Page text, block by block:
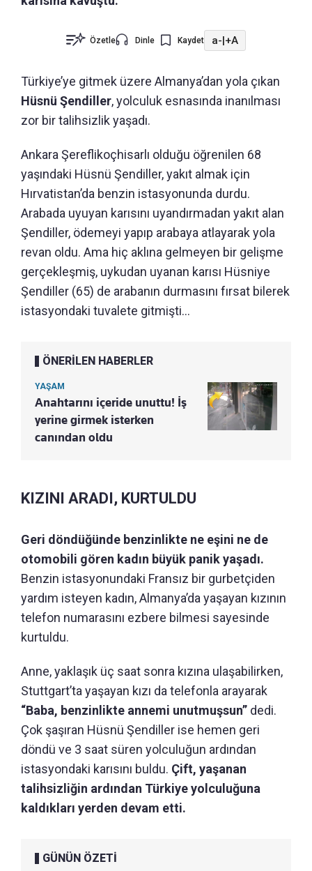
Özetle Dinle Kaydet a-|+A
Türkiye’ye gitmek üzere Almanya’dan yola çıkan
Hüsnü Şendiller, yolculuk esnasında inanılması
zor bir talihsizlik yaşadı.
Ankara Şereflikoçhisarlı olduğu öğrenilen 68
yaşındaki Hüsnü Şendiller, yakıt almak için
Hırvatistan’da benzin istasyonunda durdu.
Arabada uyuyan karısını uyandırmadan yakıt alan
Şendiller, ödemeyi yapıp arabaya atlayarak yola
revan oldu. Ama hiç aklına gelmeyen bir gelişme
gerçekleşmiş, uykudan uyanan karısı Hüsniye
Şendiller (65) de arabanın durmasını fırsat bilerek
istasyondaki tuvalete gitmişti...
ÖNERİLEN HABERLER
YAŞAM
Anahtarını içeride unuttu! İş
yerine girmek isterken
canından oldu
KIZINI ARADI, KURTULDU
Geri döndüğünde benzinlikte ne eşini ne de
otomobili gören kadın büyük panik yaşadı.
Benzin istasyonundaki Fransız bir gurbetçiden
yardım isteyen kadın, Almanya’da yaşayan kızının
telefon numarasını ezbere bilmesi sayesinde
kurtuldu.
Anne, yaklaşık üç saat sonra kızına ulaşabilirken,
Stuttgart’ta yaşayan kızı da telefonla arayarak
“Baba, benzinlikte annemi unutmuşsun” dedi.
Çok şaşıran Hüsnü Şendiller ise hemen geri
döndü ve 3 saat süren yolculuğun ardından
istasyondaki karısını buldu. Çift, yaşanan
talihsizliğin ardından Türkiye yolculuğuna
kaldıkları yerden devam etti.
GÜNÜN ÖZETİ